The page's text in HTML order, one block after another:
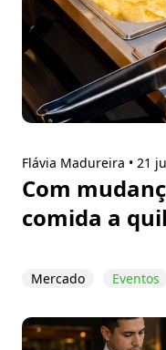
Flávia Madureira • 21
Com
comida a
Mercado Eventos